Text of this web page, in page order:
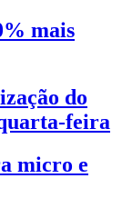
mais
do
feira
micro e